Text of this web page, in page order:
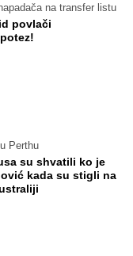
na transfer listu
povlači
Perthu
su shvatili ko je
kada su stigli na